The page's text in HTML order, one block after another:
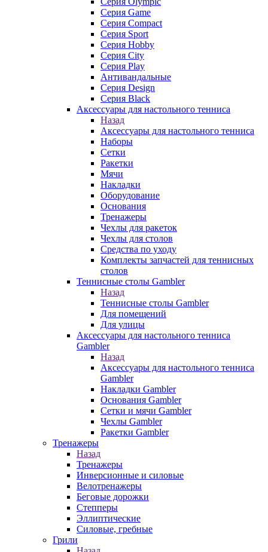
Серия Game
Серия Compact
Серия Sport
Серия Hobby
Серия City
Серия Play
Антивандальные
Серия Design
Серия Black
Аксессуары для настольного тенниса
Назад
Аксессуары для настольного тенниса
Наборы
Сетки
Ракетки
Мячи
Накладки
Оборудование
Основания
Тренажеры
Чехлы для ракеток
Чехлы для столов
Средства по уходу
Комплекты запчастей для теннисных
столов
Теннисные столы Gambler
Назад
Теннисные столы Gambler
Для помещений
Для улицы
Аксессуары для настольного тенниса
Gambler
Назад
Аксессуары для настольного тенниса
Gambler
Накладки Gambler
Основания Gambler
Сетки и мячи Gambler
Чехлы Gambler
Ракетки Gambler
Тренажеры
Назад
Тренажеры
Инверсионные и силовые
Велотренажеры
Беговые дорожки
Степперы
Эллиптические
Силовые, гребные
Грили